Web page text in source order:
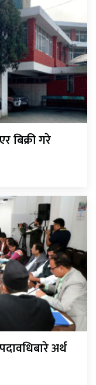
बिक्री गरे
अर्थ